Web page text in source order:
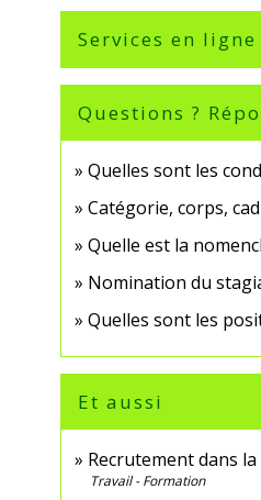
Services en
Questions ?
Quelles sont les
Catégorie, corps,
Quelle est la
Nomination du
Quelles sont les
Et aussi
Recrutement dans
Travail - Formation